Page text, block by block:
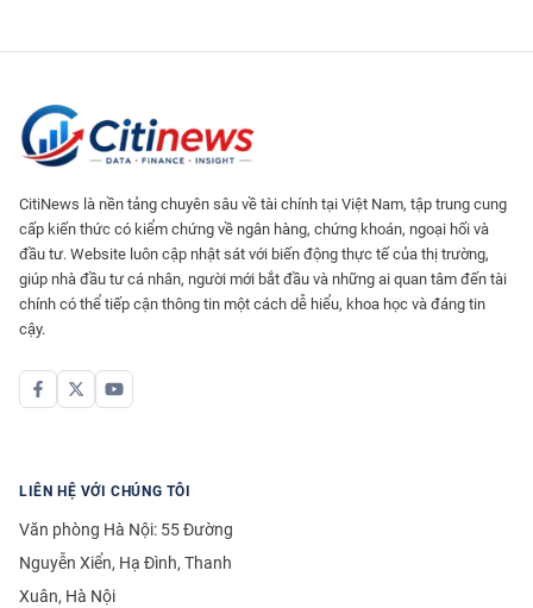
CitiNews là nền tảng chuyên sâu về tài chính tại Việt Nam, tập trung cung
cấp kiến thức có kiểm chứng về ngân hàng, chứng khoán, ngoại hối và
đầu tư. Website luôn cập nhật sát với biến động thực tế của thị trường,
giúp nhà đầu tư cá nhân, người mới bắt đầu và những ai quan tâm đến tài
chính có thể tiếp cận thông tin một cách dễ hiểu, khoa học và đáng tin
cậy.
LIÊN HỆ VỚI CHÚNG TÔI
Văn phòng Hà Nội: 55 Đường
Nguyễn Xiển, Hạ Đình, Thanh
Xuân, Hà Nội